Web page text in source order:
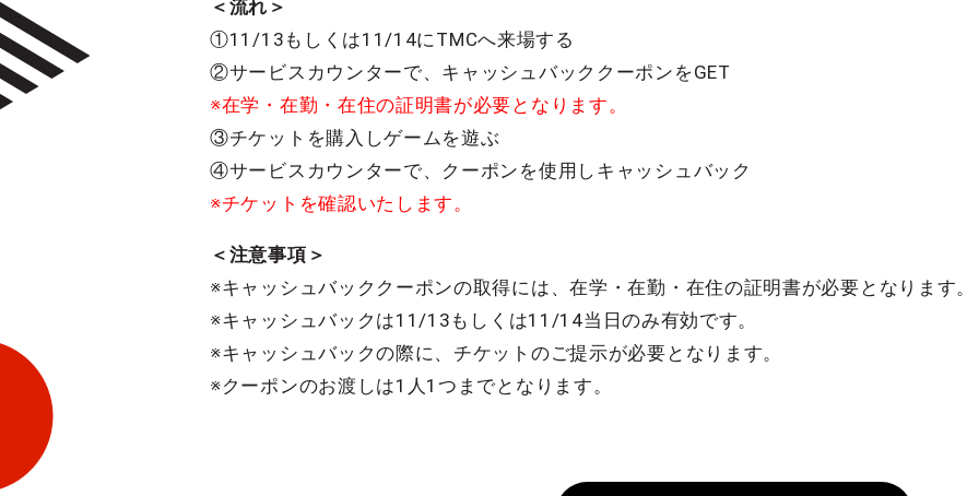
＜流れ＞
①11/13もしくは11/14にTMCへ来場する
②サービスカウンターで、キャッシュバッククーポンをGET
※在学・在勤・在住の証明書が必要となります。
③チケットを購入しゲームを遊ぶ
④サービスカウンターで、クーポンを使用しキャッシュバック
※チケットを確認いたします。
＜注意事項＞
※キャッシュバッククーポンの取得には、在学・在勤・在住の証明書が必要となります。
※キャッシュバックは11/13もしくは11/14当日のみ有効です。
※キャッシュバックの際に、チケットのご提示が必要となります。
※クーポンのお渡しは1人1つまでとなります。